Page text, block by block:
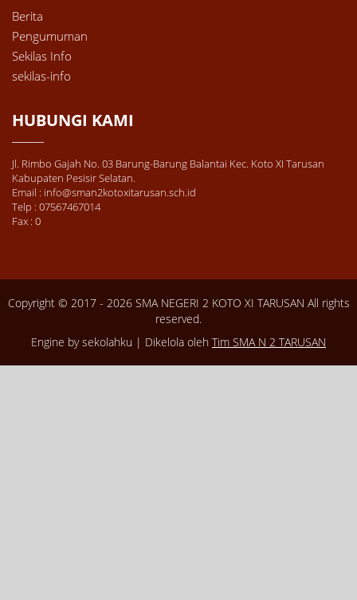
Berita
Pengumuman
Sekilas Info
sekilas-info
HUBUNGI KAMI
Jl. Rimbo Gajah No. 03 Barung-Barung Balantai Kec. Koto XI Tarusan
Kabupaten Pesisir Selatan.
Email : info@sman2kotoxitarusan.sch.id
Telp : 07567467014
Fax : 0
Copyright © 2017 - 2026SMA NEGERI 2 KOTO XI TARUSAN All rights
reserved.
Engine by sekolahku | Dikelola oleh Tim SMA N 2 TARUSAN